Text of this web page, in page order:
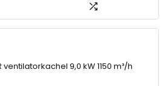
ventilatorkachel 9,0 kW 1150 m³/h